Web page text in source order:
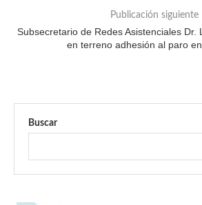
Publicación siguiente
Subsecretario de Redes Asistenciales Dr.
en terreno adhesión al paro
Buscar